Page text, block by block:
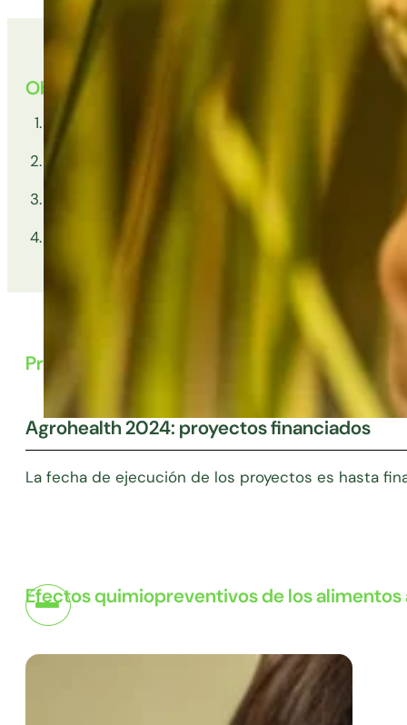
Objetivos
Fomentar la interdisciplinariedad entre ciencias
Impulsar la investigación traslacional desde el
Mejorar la salud humana a través del
Promover colaboraciones estables entre grupos
Proyectos
Agrohealth 2024: proyectos financiados
La fecha de ejecución de los proyectos es hasta
Efectos quimiopreventivos de los